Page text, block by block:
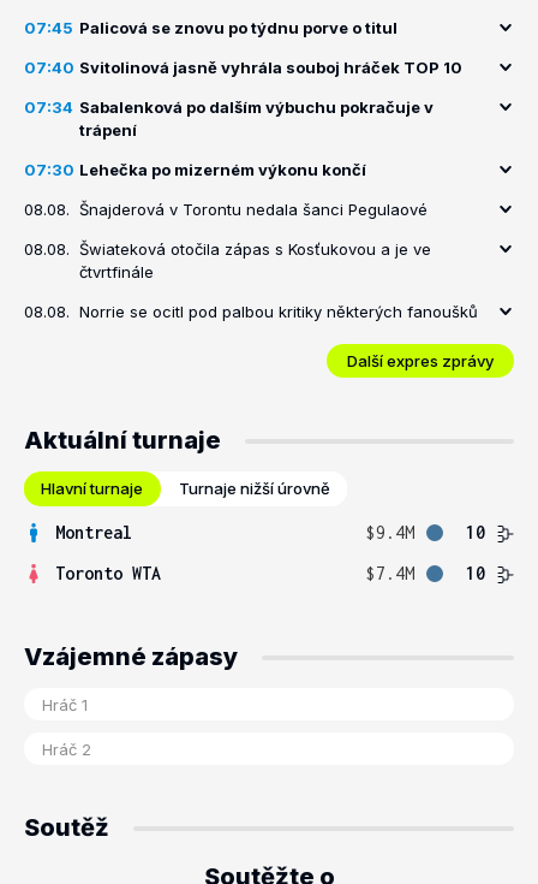
07:45 Palicová se znovu po týdnu porve o titul
07:40 Svitolinová jasně vyhrála souboj hráček TOP 10
07:34 Sabalenková po dalším výbuchu pokračuje v
trápení
07:30 Lehečka po mizerném výkonu končí
08.08. Šnajderová v Torontu nedala šanci Pegulaové
08.08. Šwiateková otočila zápas s Kosťukovou a je ve
čtvrtfinále
08.08. Norrie se ocitl pod palbou kritiky některých fanoušků
Další expres zprávy
Aktuální turnaje
Hlavní turnaje Turnaje nižší úrovně
Montreal $9.4M
10
Toronto WTA
$7.4M 10
Vzájemné zápasy
Soutěž
Soutěžte o